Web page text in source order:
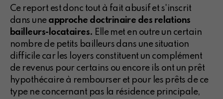
Ce report est donc tout à fait abusif et s'inscrit
dans uneapproche doctrinaire des relations
bailleurs-locataires. Elle met en outre un certain
nombre de petits bailleurs dans une situation
difficile car les loyers constituent un complément
de revenus pour certains ou encore ils ont un prêt
hypothécaire à rembourser et pour les prêts de ce
type ne concernant pas la résidence principale,